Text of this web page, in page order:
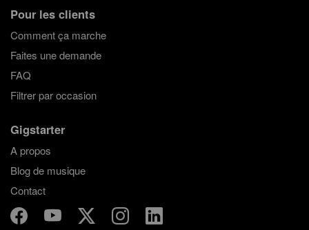
Pour les clients
Comment ça marche
Faites une demande
FAQ
Filtrer par occasion
Gigstarter
A propos
Blog de musique
Contact